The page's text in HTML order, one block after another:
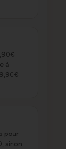
à
pour
sinon